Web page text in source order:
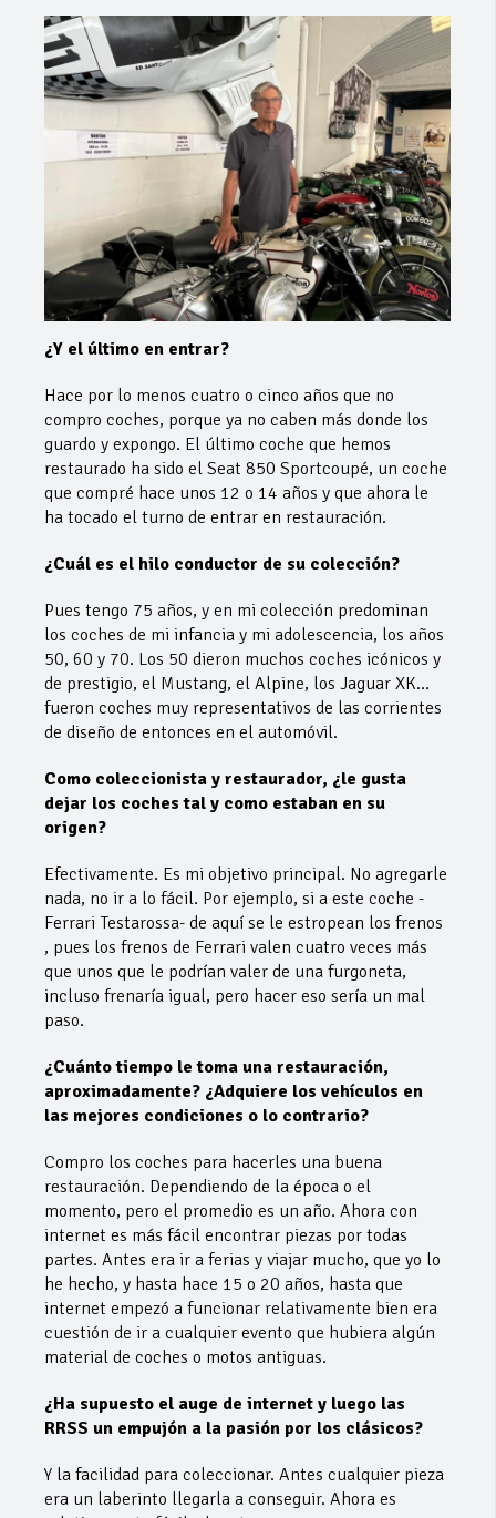
¿Y el último en entrar?
Hace por lo menos cuatro o cinco años que no
compro coches, porque ya no caben más donde los
guardo y expongo. El último coche que hemos
restaurado ha sido el Seat 850 Sportcoupé, un coche
que compré hace unos 12 o 14 años y que ahora le
ha tocado el turno de entrar en restauración.
¿Cuál es el hilo conductor de su colección?
Pues tengo 75 años, y en mi colección predominan
los coches de mi infancia y mi adolescencia, los años
50, 60 y 70. Los 50 dieron muchos coches icónicos y
de prestigio, el Mustang, el Alpine, los Jaguar XK…
fueron coches muy representativos de las corrientes
de diseño de entonces en el automóvil.
Como coleccionista y restaurador, ¿le gusta
dejar los coches tal y como estaban en su
origen?
Efectivamente. Es mi objetivo principal. No agregarle
nada, no ir a lo fácil. Por ejemplo, si a este coche -
Ferrari Testarossa- de aquí se le estropean los frenos
, pues los frenos de Ferrari valen cuatro veces más
que unos que le podrían valer de una furgoneta,
incluso frenaría igual, pero hacer eso sería un mal
paso.
¿Cuánto tiempo le toma una restauración,
aproximadamente? ¿Adquiere los vehículos en
las mejores condiciones o lo contrario?
Compro los coches para hacerles una buena
restauración. Dependiendo de la época o el
momento, pero el promedio es un año. Ahora con
internet es más fácil encontrar piezas por todas
partes. Antes era ir a ferias y viajar mucho, que yo lo
he hecho, y hasta hace 15 o 20 años, hasta que
internet empezó a funcionar relativamente bien era
cuestión de ir a cualquier evento que hubiera algún
material de coches o motos antiguas.
¿Ha supuesto el auge de internet y luego las
RRSS un empujón a la pasión por los clásicos?
Y la facilidad para coleccionar. Antes cualquier pieza
era un laberinto llegarla a conseguir. Ahora es